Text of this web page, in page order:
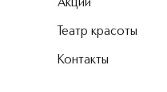
Акции
Театр красоты
Контакты